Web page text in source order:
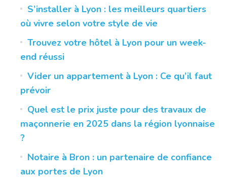
S’installer à Lyon : les meilleurs quartiers
où vivre selon votre style de vie
Trouvez votre hôtel à Lyon pour un week-
end réussi
Vider un appartement à Lyon : Ce qu’il faut
prévoir
Quel est le prix juste pour des travaux de
maçonnerie en 2025 dans la région lyonnaise
?
Notaire à Bron : un partenaire de confiance
aux portes de Lyon